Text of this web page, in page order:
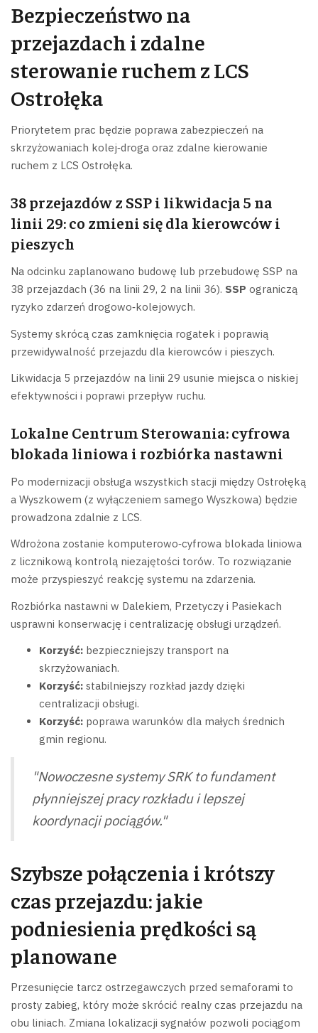
Bezpieczeństwo na
przejazdach i zdalne
sterowanie ruchem z LCS
Ostrołęka
Priorytetem prac będzie poprawa zabezpieczeń na
skrzyżowaniach kolej‑droga oraz zdalne kierowanie
ruchem z LCS Ostrołęka.
38 przejazdów z SSP i likwidacja 5 na
linii 29: co zmieni się dla kierowców i
pieszych
Na odcinku zaplanowano budowę lub przebudowę SSP na
38 przejazdach (36 na linii 29, 2 na linii 36). SSP ograniczą
ryzyko zdarzeń drogowo‑kolejowych.
Systemy skrócą czas zamknięcia rogatek i poprawią
przewidywalność przejazdu dla kierowców i pieszych.
Likwidacja 5 przejazdów na linii 29 usunie miejsca o niskiej
efektywności i poprawi przepływ ruchu.
Lokalne Centrum Sterowania: cyfrowa
blokada liniowa i rozbiórka nastawni
Po modernizacji obsługa wszystkich stacji między Ostrołęką
a Wyszkowem (z wyłączeniem samego Wyszkowa) będzie
prowadzona zdalnie z LCS.
Wdrożona zostanie komputerowo‑cyfrowa blokada liniowa
z licznikową kontrolą niezajętości torów. To rozwiązanie
może przyspieszyć reakcję systemu na zdarzenia.
Rozbiórka nastawni w Dalekiem, Przetyczy i Pasiekach
usprawni konserwację i centralizację obsługi urządzeń.
Korzyść: bezpieczniejszy transport na
skrzyżowaniach.
Korzyść: stabilniejszy rozkład jazdy dzięki
centralizacji obsługi.
Korzyść: poprawa warunków dla małych średnich
gmin regionu.
"Nowoczesne systemy SRK to fundament
płynniejszej pracy rozkładu i lepszej
koordynacji pociągów."
Szybsze połączenia i krótszy
czas przejazdu: jakie
podniesienia prędkości są
planowane
Przesunięcie tarcz ostrzegawczych przed semaforami to
prosty zabieg, który może skrócić realny czas przejazdu na
obu liniach. Zmiana lokalizacji sygnałów pozwoli pociągom